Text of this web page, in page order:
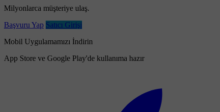
Milyonlarca müşteriye ulaş.
Başvuru Yap Satıcı Girişi
Mobil Uygulamamızı İndirin
App Store ve Google Play'de kullanıma hazır